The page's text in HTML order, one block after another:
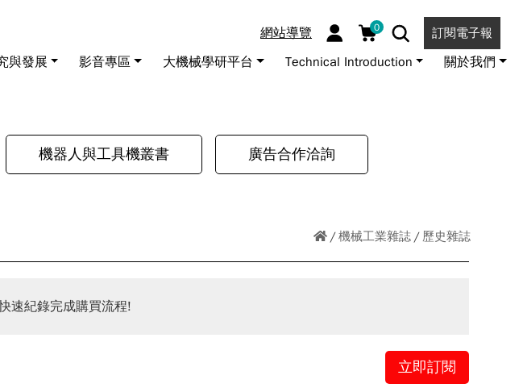
網站導覽 0 訂閱電子報
與發展 影音專區 大機械學研平台 Technical Introduction 關於我們
機器人與工具機叢書 廣告合作洽詢
機械工業雜誌 歷史雜誌
速紀錄完成購買流程!
立即訂閱